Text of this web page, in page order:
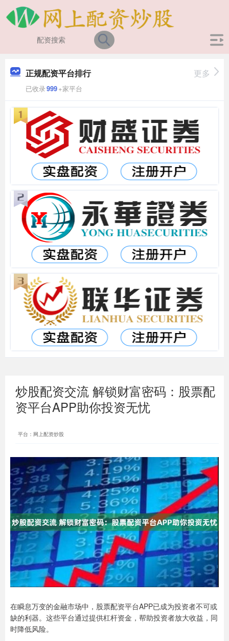
正规配资平台排行
已收录999+家平台
更多
炒股配资交流 解锁财富密码：股票配
资平台APP助你投资无忧
平台：网上配资炒股
在瞬息万变的金融市场中，股票配资平台APP已成为投资者不可或
缺的利器。这些平台通过提供杠杆资金，帮助投资者放大收益，同
时降低风险。